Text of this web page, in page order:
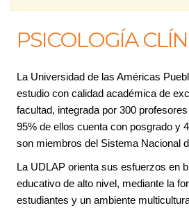
PSICOLOGÍA
La Universidad de las Américas
estudio con calidad académica de
facultad, integrada por 300
95% de ellos cuenta con posgrado y
son miembros del Sistema Nacional
La UDLAP orienta sus esfuerzos en
educativo de alto nivel, mediante la
estudiantes y un ambiente